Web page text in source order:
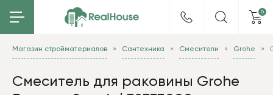
0
Магазин стройматериалов Сантехника Смесители Grohe
Смеситель для раковины Grohe